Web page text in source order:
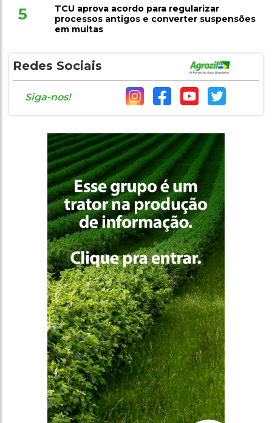
5
TCU aprova acordo para regularizar
processos antigos e converter suspensões
em multas
Redes Sociais
Siga-nos!